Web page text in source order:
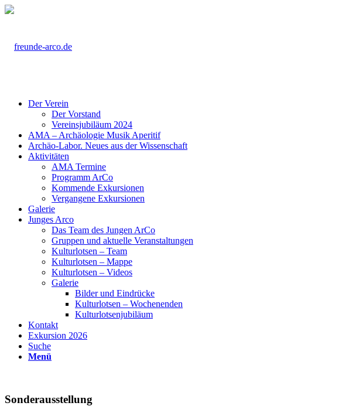
Der Verein
Der Vorstand
Vereinsjubiläum 2024
AMA – Archäologie Musik Aperitif
Archäo-Labor. Neues aus der Wissenschaft
Aktivitäten
AMA Termine
Programm ArCo
Kommende Exkursionen
Vergangene Exkursionen
Galerie
Junges Arco
Das Team des Jungen ArCo
Gruppen und aktuelle Veranstaltungen
Kulturlotsen – Team
Kulturlotsen – Mappe
Kulturlotsen – Videos
Galerie
Bilder und Eindrücke
Kulturlotsen – Wochenenden
Kulturlotsenjubiläum
Kontakt
Exkursion 2026
Suche
Menü
Sonderausstellung